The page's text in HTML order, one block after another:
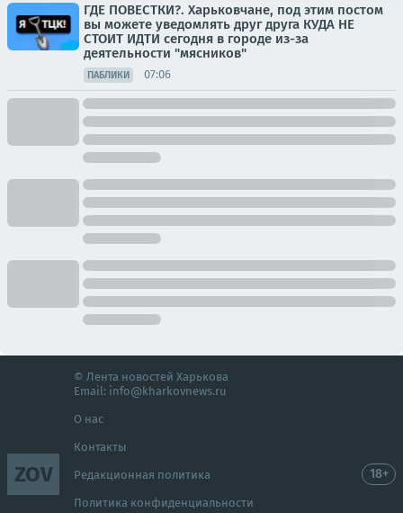
ГДЕ ПОВЕСТКИ?. Харьковчане, под этим постом
вы можете уведомлять друг друга КУДА НЕ
СТОИТ ИДТИ сегодня в городе из-за
деятельности "мясников"
ПАБЛИКИ 07:06
ZOV
© Лента новостей Харькова
Email: info@kharkovnews.ru
О нас
Контакты
Редакционная политика
Политика конфиденциальности
18+